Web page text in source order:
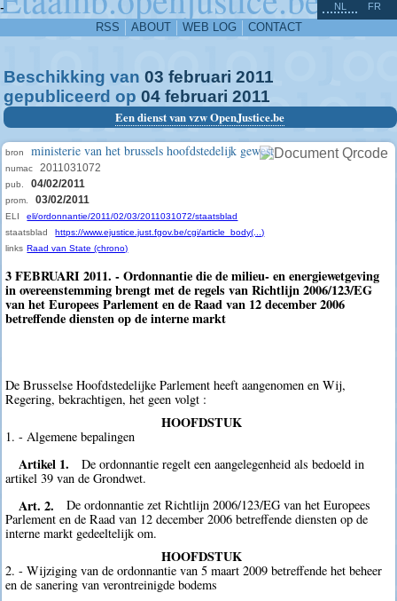
-
RSS ABOUT WEB LOG CONTACT
NL FR
Beschikking van 03 februari 2011
gepubliceerd op 04 februari 2011
Een dienst van vzw OpenJustice.be
bron ministerie van het brussels hoofdstedelijk gewest
numac 2011031072
pub. 04/02/2011
prom. 03/02/2011
ELI
eli/ordonnantie/2011/02/03/2011031072/staatsblad
staatsblad
https://www.ejustice.just.fgov.be/cgi/article_body(...)
links Raad van State (chrono)
3 FEBRUARI 2011. - Ordonnantie die de milieu- en energiewetgeving
in overeenstemming brengt met de regels van Richtlijn 2006/123/EG
van het Europees Parlement en de Raad van 12 december 2006
betreffende diensten op de interne markt
De Brusselse Hoofdstedelijke Parlement heeft aangenomen en Wij,
Regering, bekrachtigen, het geen volgt :
HOOFDSTUK
1. - Algemene bepalingen
Artikel 1.
De ordonnantie regelt een aangelegenheid als bedoeld in
artikel 39 van de Grondwet.
Art. 2.
De ordonnantie zet Richtlijn 2006/123/EG van het Europees
Parlement en de Raad van 12 december 2006 betreffende diensten op de
interne markt gedeeltelijk om.
HOOFDSTUK
2. - Wijziging van de ordonnantie van 5 maart 2009 betreffende het beheer
en de sanering van verontreinigde bodems
^